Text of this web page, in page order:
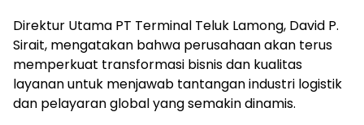
Direktur Utama PT Terminal Teluk Lamong, David P.
Sirait, mengatakan bahwa perusahaan akan terus
memperkuat transformasi bisnis dan kualitas
layanan untuk menjawab tantangan industri logistik
dan pelayaran global yang semakin dinamis.